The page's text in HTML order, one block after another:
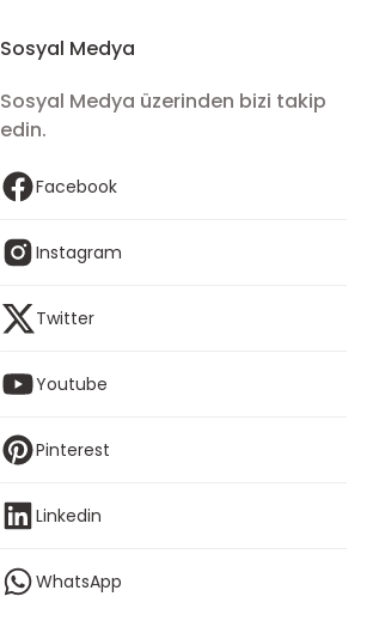
Sosyal Medya
Sosyal Medya üzerinden bizi takip
edin.
Facebook
Instagram
Twitter
Youtube
Pinterest
Linkedin
WhatsApp